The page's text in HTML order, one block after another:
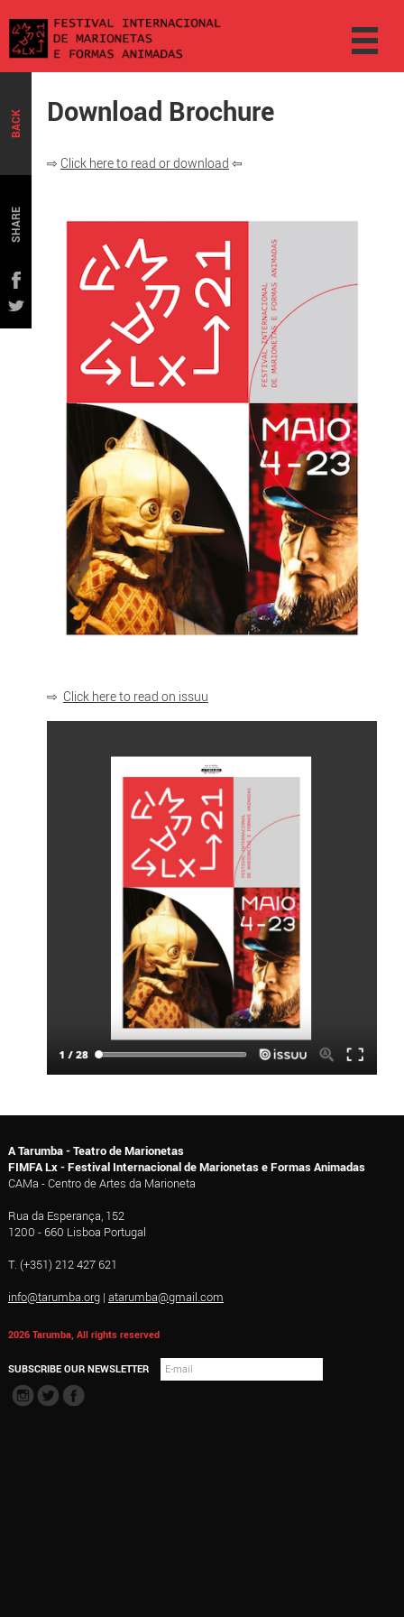
BACK
SHARE
Download Brochure
⇨ Click here to read or download ⇦
⇨ Click here to read on issuu
A Tarumba - Teatro de Marionetas
FIMFA Lx - Festival Internacional de Marionetas e Formas Animadas
CAMa - Centro de Artes da Marioneta
Rua da Esperança, 152
1200 - 660 Lisboa Portugal
T. (+351) 212 427 621
info@tarumba.org| atarumba@gmail.com
2026 Tarumba, All rights reserved
SUBSCRIBE OUR NEWSLETTER